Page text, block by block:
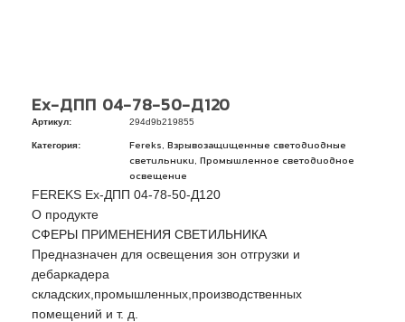
Ex-ДПП 04-78-50-Д120
Артикул: 294d9b219855
Категория: Fereks
Взрывозащищенные светодиодные
светильники
Промышленное светодиодное
освещение
FEREKS Ex-ДПП 04-78-50-Д120
О продукте
СФЕРЫ ПРИМЕНЕНИЯ СВЕТИЛЬНИКА
Предназначен для освещения зон отгрузки и
дебаркадера
складских,промышленных,производственных
помещений и т. д.